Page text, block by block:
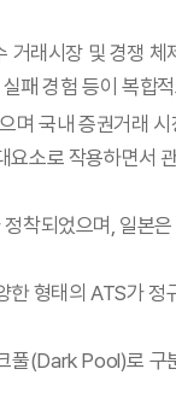
래시장 및 경쟁 체
패 경험 등이 복합
며 국내 증권거래
소로 작용하면서
착되었으며, 일본
형태의 ATS가 정
(Dark Pool)로 구